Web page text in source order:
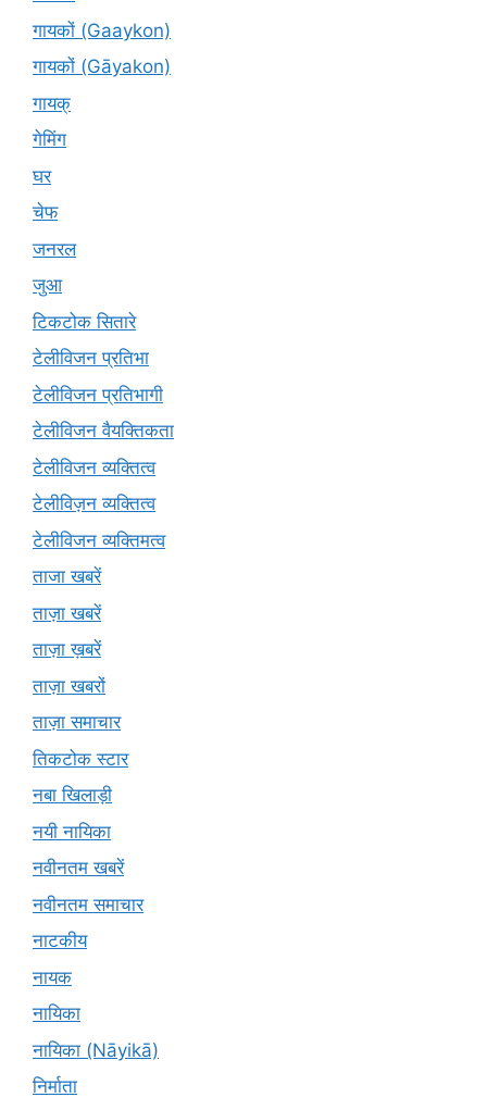
गायकों (Gaaykon)
गायकों (Gāyakon)
गायक्
गेमिंग
घर
चेफ
जनरल
जुआ
टिकटोक सितारे
टेलीविजन प्रतिभा
टेलीविजन प्रतिभागी
टेलीविजन वैयक्तिकता
टेलीविजन व्यक्तित्व
टेलीविज़न व्यक्तित्व
टेलीविजन व्यक्तिमत्व
ताजा खबरें
ताज़ा खबरें
ताज़ा ख़बरें
ताज़ा खबरों
ताज़ा समाचार
तिकटोक स्टार
नबा खिलाड़ी
नयी नायिका
नवीनतम खबरें
नवीनतम समाचार
नाटकीय
नायक
नायिका
नायिका (Nāyikā)
निर्माता